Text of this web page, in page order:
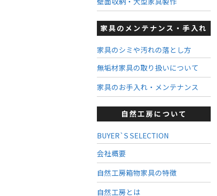
家具のメンテナンス・手入れ
家具のシミや汚れの落とし方
無垢材家具の取り扱いについて
家具のお手入れ・メンテナンス
自然工房について
BUYER`S SELECTION
会社概要
自然工房箱物家具の特徴
自然工房とは